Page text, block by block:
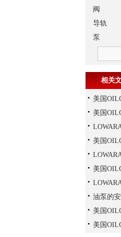
阀
导轨
泵
相关
美国
美国